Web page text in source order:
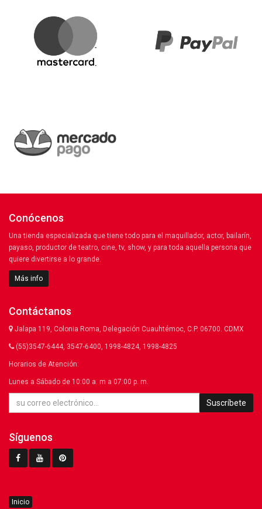
Conócenos
Una tienda especializada que tiene todo para el maquillador, actor, bailarín,
payaso, productor de teatro, cine, tv, show, y para toda aquella persona que
quiere divertirse a lo grande.
Más info
Contáctanos
Jalapa 119, Colonia Roma, Delegación Cuauhtémoc, C.P. 06700. CDMX
(55)3547-6444, 3547-6400, 1998-4824, 1998-4825
Horarios de Atención:
Lunes a Sábado de 10:00 a. m a 07:00 p. m.
Suscríbete
Síguenos
Inicio